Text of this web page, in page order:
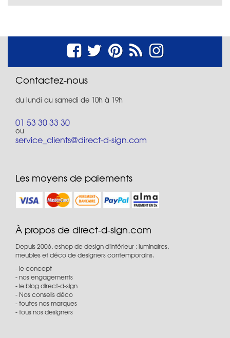
Contactez-nous
du lundi au samedi de 10h à 19h
01 53 30 33 30
ou
service_clients@direct-d-sign.com
Les moyens de paiements
À propos de direct-d-sign.com
Depuis 2006, eshop de design d'intérieur : luminaires,
meubles et déco de designers contemporains.
le concept
nos engagements
le blog direct-d-sign
Nos conseils déco
toutes nos marques
tous nos designers